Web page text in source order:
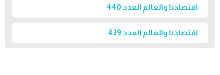
اقتصادنا والعالم العدد 440
اقتصادنا والعالم العدد 439